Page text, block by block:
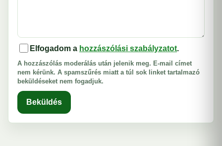
Elfogadom a hozzászólási szabályzatot.
A hozzászólás moderálás után jelenik meg. E-mail címet
nem kérünk. A spamszűrés miatt a túl sok linket tartalmazó
beküldéseket nem fogadjuk.
Beküldés